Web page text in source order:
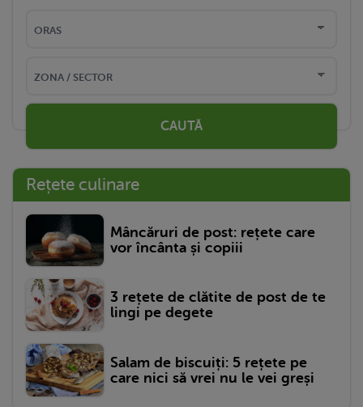
CAUTĂ
Rețete culinare
Mâncăruri de post: rețete care
vor încânta și copiii
3 rețete de clătite de post de te
lingi pe degete
Salam de biscuiți: 5 rețete pe
care nici să vrei nu le vei greși